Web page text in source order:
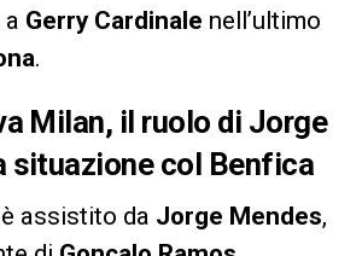
Gerry Cardinale nell’ultimo
.
Milan, il ruolo di Jorge
situazione col Benfica
assistito da Jorge Mendes,